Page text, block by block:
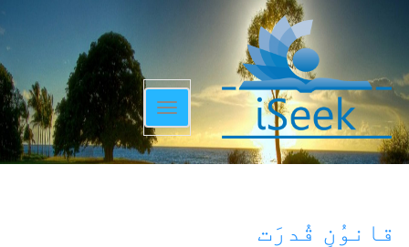
Toggle
navigation
قانوُنِ قُدرَت